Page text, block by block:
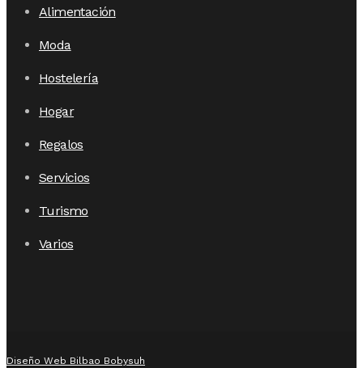
Alimentación
Moda
Hostelería
Hogar
Regalos
Servicios
Turismo
Varios
Diseño Web Bilbao Bobysuh